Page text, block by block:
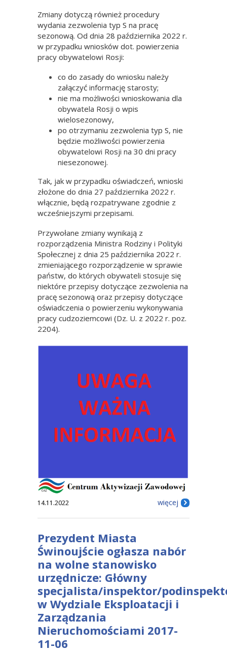
Zmiany dotyczą również procedury
wydania zezwolenia typ S na pracę
sezonową. Od dnia 28 października 2022 r.
w przypadku wniosków dot. powierzenia
pracy obywatelowi Rosji:
co do zasady do wniosku należy
załączyć informację starosty;
nie ma możliwości wnioskowania dla
obywatela Rosji o wpis
wielosezonowy,
po otrzymaniu zezwolenia typ S, nie
będzie możliwości powierzenia
obywatelowi Rosji na 30 dni pracy
niesezonowej.
Tak, jak w przypadku oświadczeń, wnioski
złożone do dnia 27 października 2022 r.
włącznie, będą rozpatrywane zgodnie z
wcześniejszymi przepisami.
Przywołane zmiany wynikają z
rozporządzenia Ministra Rodziny i Polityki
Społecznej z dnia 25 października 2022 r.
zmieniającego rozporządzenie w sprawie
państw, do których obywateli stosuje się
niektóre przepisy dotyczące zezwolenia na
pracę sezonową oraz przepisy dotyczące
oświadczenia o powierzeniu wykonywania
pracy cudzoziemcowi (Dz. U. z 2022 r. poz.
2204).
14.11.2022 więcej
Prezydent Miasta
Świnoujście ogłasza nabór
na wolne stanowisko
urzędnicze: Główny
specjalista/inspektor/
w Wydziale Eksploatacji i
Zarządzania
Nieruchomościami 2017-
11-06